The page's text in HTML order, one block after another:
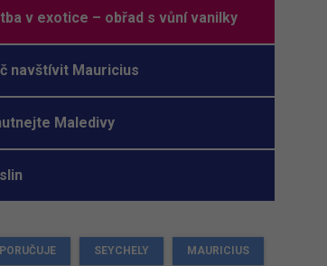
v exotice – obřad s vůní vanilky
navštívit Mauricius
Maledivy
SEYCHELY MAURICIUS